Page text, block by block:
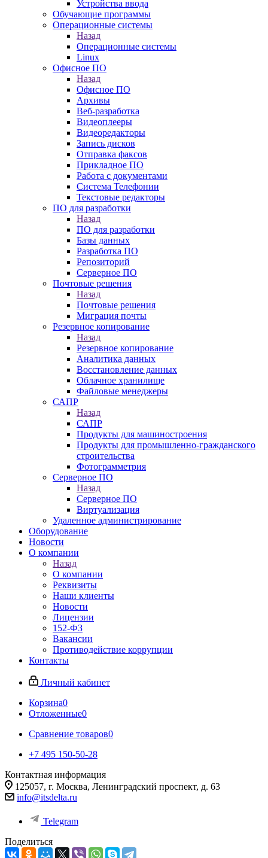
Устройства ввода
Обучающие программы
Операционные системы
Назад
Операционные системы
Linux
Офисное ПО
Назад
Офисное ПО
Архивы
Веб-разработка
Видеоплееры
Видеоредакторы
Запись дисков
Отправка факсов
Прикладное ПО
Работа с документами
Система Телефонии
Текстовые редакторы
ПО для разработки
Назад
ПО для разработки
Базы данных
Разработка ПО
Репозиторий
Серверное ПО
Почтовые решения
Назад
Почтовые решения
Миграция почты
Резервное копирование
Назад
Резервное копирование
Аналитика данных
Восстановление данных
Облачное хранилище
Файловые менеджеры
САПР
Назад
САПР
Продукты для машиностроения
Продукты для промышленно-гражданского
строительства
Фотограмметрия
Серверное ПО
Назад
Серверное ПО
Виртуализация
Удаленное администрирование
Оборудование
Новости
О компании
Назад
О компании
Реквизиты
Наши клиенты
Новости
Лицензии
152-ФЗ
Вакансии
Противодействие коррупции
Контакты
Личный кабинет
Корзина0
Отложенные0
Сравнение товаров0
+7 495 150-50-28
Контактная информация
125057, г. Москва, Ленинградский проспект, д. 63
info@itsdelta.ru
Telegram
Поделиться